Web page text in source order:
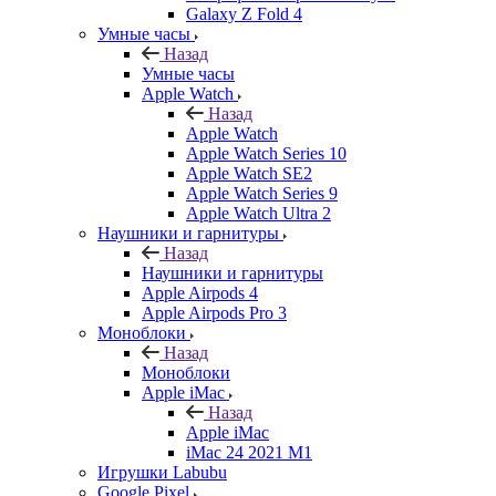
Galaxy Z Fold 4
Умные часы
Назад
Умные часы
Apple Watch
Назад
Apple Watch
Apple Watch Series 10
Apple Watch SE2
Apple Watch Series 9
Apple Watch Ultra 2
Наушники и гарнитуры
Назад
Наушники и гарнитуры
Apple Airpods 4
Apple Airpods Pro 3
Моноблоки
Назад
Моноблоки
Apple iMac
Назад
Apple iMac
iMac 24 2021 M1
Игрушки Labubu
Google Pixel